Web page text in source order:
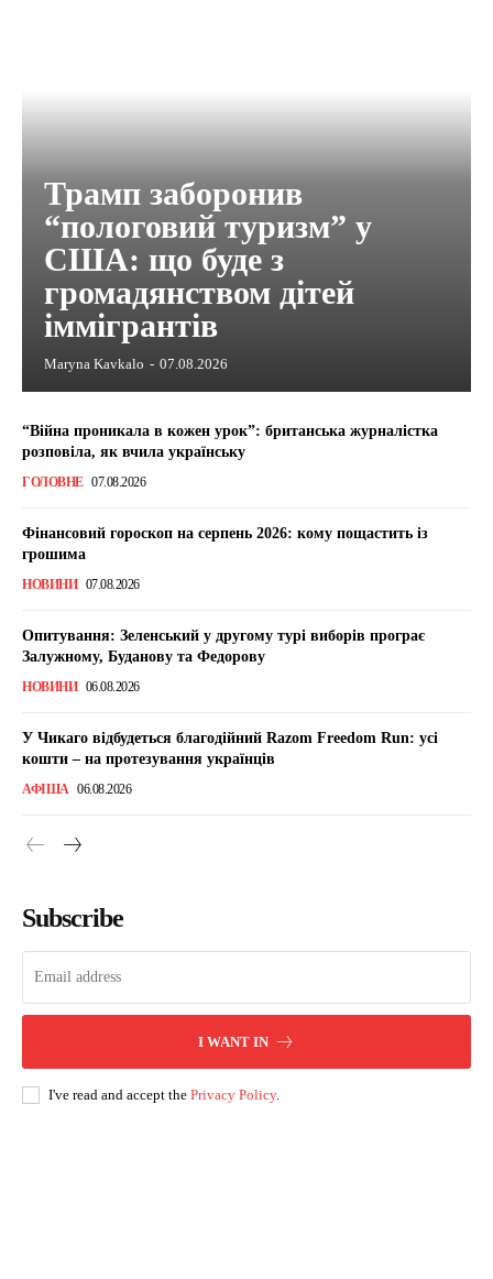
Трамп заборонив
“пологовий туризм” у
США: що буде з
громадянством дітей
іммігрантів
Maryna Kavkalo - 07.08.2026
“Війна проникала в кожен урок”: британська журналістка
розповіла, як вчила українську
ГОЛОВНЕ 07.08.2026
Фінансовий гороскоп на серпень 2026: кому пощастить із
грошима
НОВИНИ 07.08.2026
Опитування: Зеленський у другому турі виборів програє
Залужному, Буданову та Федорову
НОВИНИ 06.08.2026
У Чикаго відбудеться благодійний Razom Freedom Run: усі
кошти – на протезування українців
АФІША 06.08.2026
Subscribe
I WANT IN
I've read and accept the Privacy Policy.